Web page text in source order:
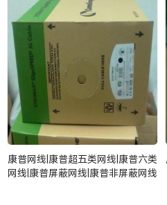
康普网线|康普超五类网线|康普六类
网线|康普屏蔽网线|康普非屏蔽网线